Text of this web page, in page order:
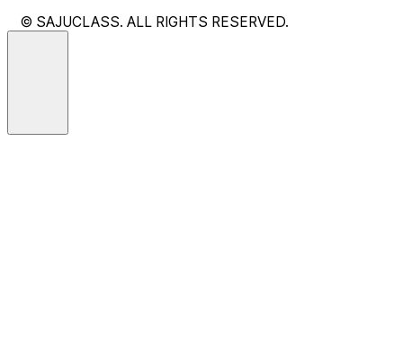
© SAJUCLASS. ALL RIGHTS RESERVED.